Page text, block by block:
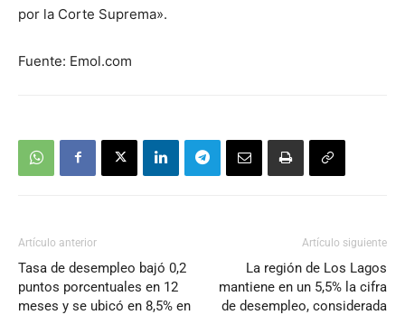
por la Corte Suprema».
Fuente: Emol.com
Artículo anterior
Tasa de desempleo bajó 0,2
puntos porcentuales en 12
meses y se ubicó en 8,5% en
Artículo siguiente
La región de Los Lagos
mantiene en un 5,5% la cifra
de desempleo, considerada